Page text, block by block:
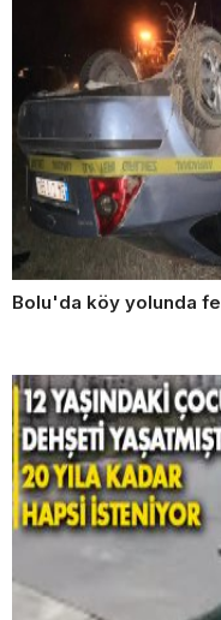
Bolu'da köy yolunda